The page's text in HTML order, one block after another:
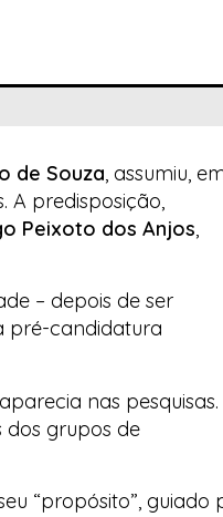
de Souza, assumiu,
A predisposição,
Peixoto dos Anjos,
– depois de ser
pré-candidatura
nas pesquisas.
dos grupos de
“propósito”,